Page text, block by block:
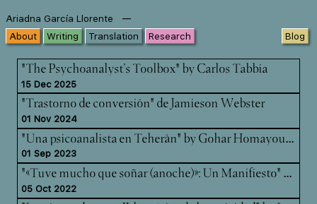
Ariadna García Llorente —
About Writing Translation Research Blog
"The Psychoanalyst’s Toolbox" by Carlos Tabbia
15 Dec 2025
"Trastorno de conversión" de Jamieson Webster
01 Nov 2024
"Un
a psicoanalista en Teherán" by Gohar Homayounpour
01 Sep 2023
"«T
uve mucho que soñar (anoche)»: Un Manifiesto" by Kara Kohn-Gardner & Carlos Padrón
05 Oct 2022